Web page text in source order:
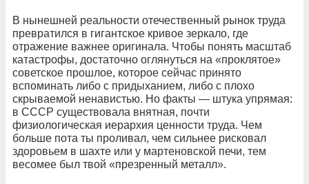
В нынешней реальности отечественный рынок труда
превратился в гигантское кривое зеркало, где
отражение важнее оригинала. Чтобы понять масштаб
катастрофы, достаточно оглянуться на «проклятое»
советское прошлое, которое сейчас принято
вспоминать либо с придыханием, либо с плохо
скрываемой ненавистью. Но факты — штука упрямая:
в СССР существовала внятная, почти
физиологическая иерархия ценности труда. Чем
больше пота ты проливал, чем сильнее рисковал
здоровьем в шахте или у мартеновской печи, тем
весомее был твой «презренный металл».